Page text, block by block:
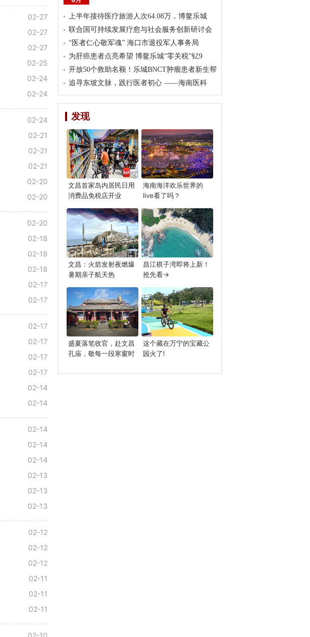
02-27
02-27
02-27
02-25
02-24
02-24
02-24
02-21
02-21
02-21
02-20
02-20
02-20
02-18
02-18
02-18
02-17
02-17
02-17
02-17
02-17
02-17
02-14
02-14
02-14
02-14
02-14
02-13
02-13
02-13
02-12
02-12
02-12
02-11
02-11
02-11
02-10
上半年接待医疗旅游人次64.08万，博鳌乐城
联合国可持续发展疗愈与社会服务创新研讨会
“医者仁心敬军魂” 海口市退役军人事务局
为肝癌患者点亮希望 博鳌乐城“零关税”钇9
开放50个救助名额！乐城BNCT肿瘤患者新生帮
追寻东坡文脉，践行医者初心 ——海南医科
发现
文昌首家岛内居民日用
消费品免税店开业
海南海洋欢乐世界的
live看了吗？
文昌：火箭发射夜燃爆
暑期亲子航天热
昌江棋子湾即将上新！
抢先看→
盛夏落笔收官，赴文昌
孔庙，敬每一段寒窗时
这个藏在万宁的宝藏公
园火了!